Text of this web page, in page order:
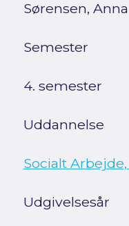
Sørensen,
Semester
4. semester
Uddannelse
Socialt
Udgivelsesår